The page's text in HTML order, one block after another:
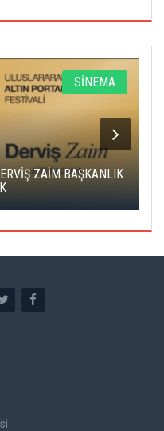
SİNEMA
ZAİM BAŞKANLIK